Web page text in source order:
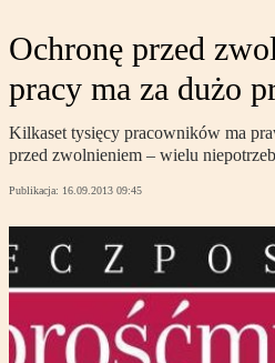
Ochronę przed
pracy ma za dużo
Kilkaset tysięcy pracowników ma
przed zwolnieniem – wielu
Publikacja: 16.09.2013 09:45